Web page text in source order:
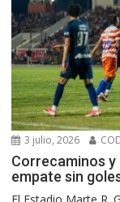
3 julio, 2026
Correcaminos
empate sin